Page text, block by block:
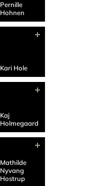
Pernille
Hohnen
Kari Hole
Kaj
Holmegaard
Mathilde
Nyvang
Hostrup